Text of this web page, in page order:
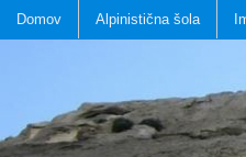
Domov Alpinistična šola